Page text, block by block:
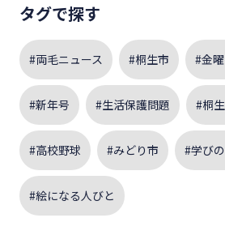
タグで探す
#両毛ニュース #桐生市 #金
#新年号 #生活保護問題 #桐
#高校野球 #みどり市 #学び
#絵になる人びと